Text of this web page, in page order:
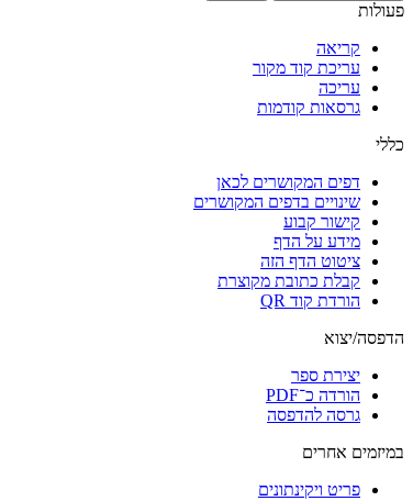
פעולות
קריאה
עריכת קוד מקור
עריכה
גרסאות קודמות
כללי
דפים המקושרים לכאן
שינויים בדפים המקושרים
קישור קבוע
מידע על הדף
ציטוט הדף הזה
קבלת כתובת מקוצרת
הורדת קוד QR
הדפסה/יצוא
יצירת ספר
הורדה כ־PDF
גרסה להדפסה
במיזמים אחרים
פריט ויקינתונים